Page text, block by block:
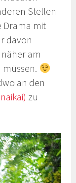
Stellen
Drama mit
davon
am
an den
zu